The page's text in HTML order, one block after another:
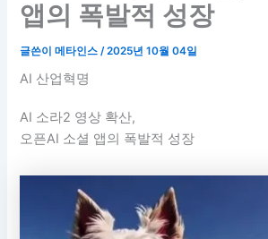
앱의 폭발적 성장
글쓴이메타인스 /2025년 10월 04일
AI 산업혁명
AI 소라2 영상 확산,
오픈AI 소셜 앱의 폭발적 성장